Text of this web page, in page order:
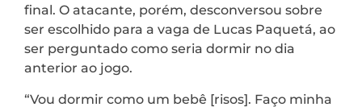
final. O atacante, porém, desconversou sobre
ser escolhido para a vaga de Lucas Paquetá, ao
ser perguntado como seria dormir no dia
anterior ao jogo.
“Vou dormir como um bebê [risos]. Faço minha